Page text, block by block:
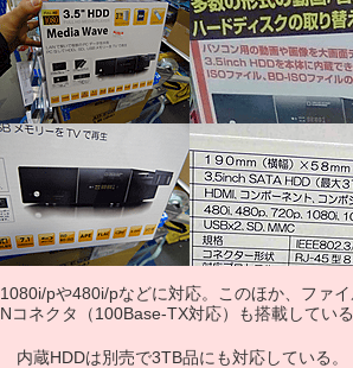
1080i/pや480i/pなどに対応。このほか、ファ
Nコネクタ（100Base-TX対応）も搭載している
内蔵HDDは別売で3TB品にも対応している。